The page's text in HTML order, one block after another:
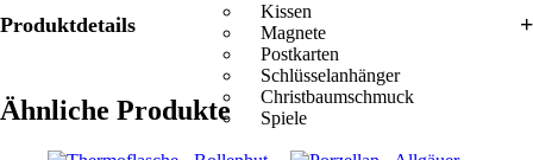
Kissen
Magnete
Postkarten
Schlüsselanhänger
Christbaumschmuck
Spiele
Produktdetails
Ähnliche Produkte